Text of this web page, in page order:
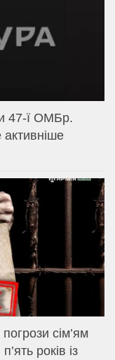
47-ї ОМБр.
сім’ям
років із